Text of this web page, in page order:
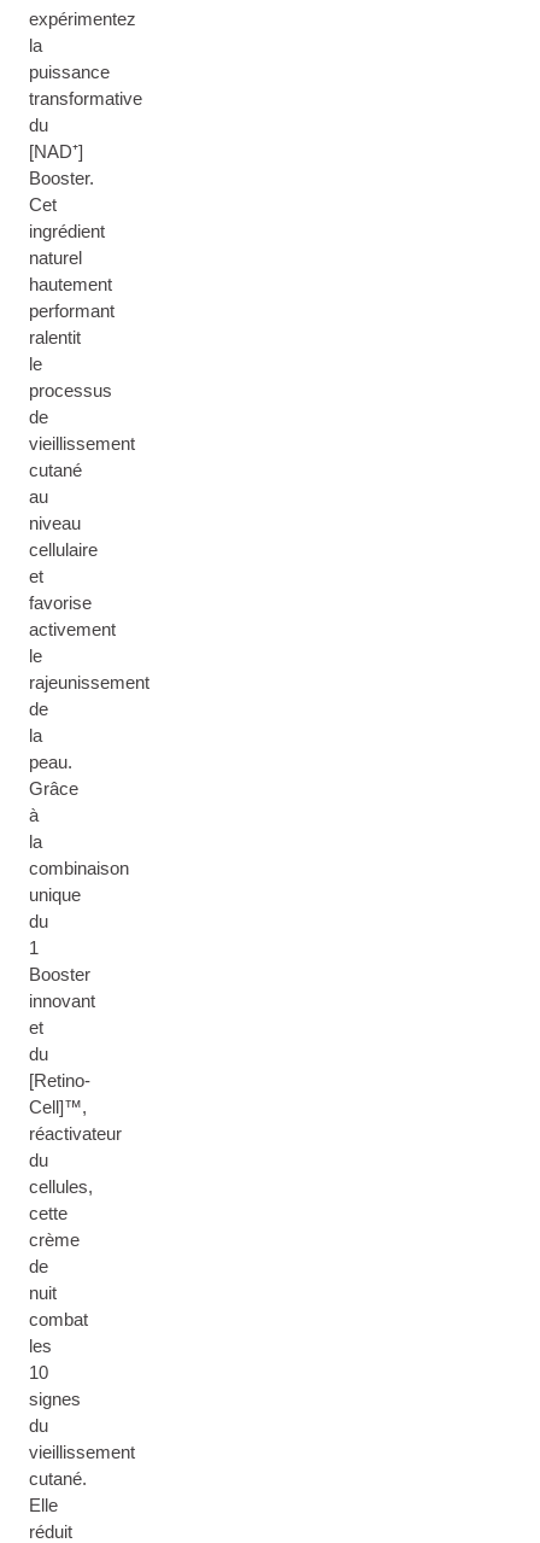
expérimentez
la
puissance
transformative
du
[NAD⁺]
Booster.
Cet
ingrédient
naturel
hautement
performant
ralentit
le
processus
de
vieillissement
cutané
au
niveau
cellulaire
et
favorise
activement
le
rajeunissement
de
la
peau.
Grâce
à
la
combinaison
unique
du
1
Booster
innovant
et
du
[Retino-
Cell]™,
réactivateur
du
cellules,
cette
crème
de
nuit
combat
les
10
signes
du
vieillissement
cutané.
Elle
réduit